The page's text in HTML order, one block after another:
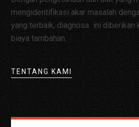
mengidentifikasi akar masalah
yang terbaik, diagnosa ini diberikan
biaya tambahan.
TENTANG KAMI